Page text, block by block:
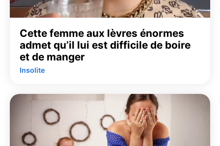
Cette femme aux lèvres énormes
admet qu’il lui est difficile de boire
et de manger
Insolite